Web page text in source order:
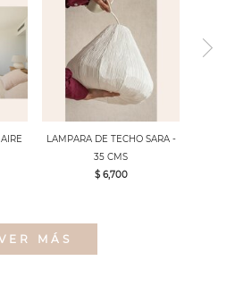
LAMPARA DE TECHO SARA -
35 CMS
$ 6,700
MÁS